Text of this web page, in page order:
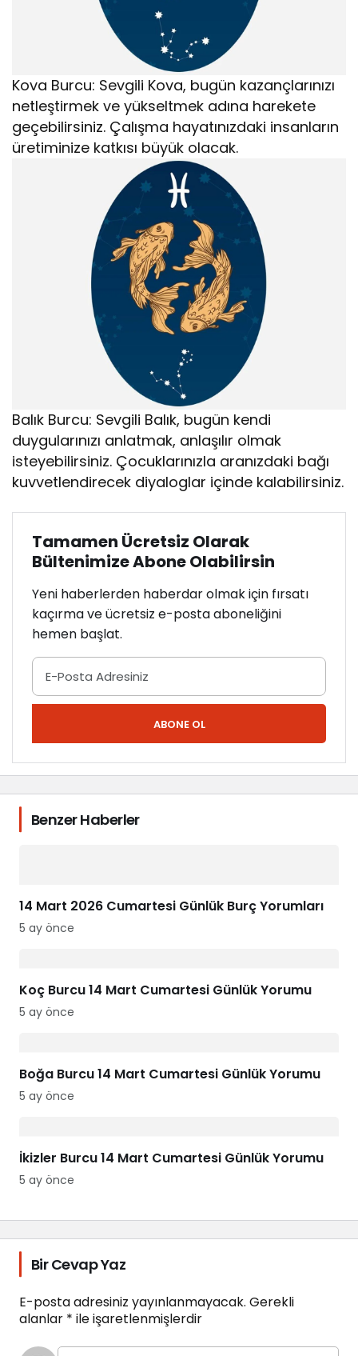
Kova Burcu: Sevgili Kova, bugün kazançlarınızı
netleştirmek ve yükseltmek adına harekete
geçebilirsiniz. Çalışma hayatınızdaki insanların
üretiminize katkısı büyük olacak.
Balık Burcu: Sevgili Balık, bugün kendi
duygularınızı anlatmak, anlaşılır olmak
isteyebilirsiniz. Çocuklarınızla aranızdaki bağı
kuvvetlendirecek diyaloglar içinde kalabilirsiniz.
Tamamen Ücretsiz Olarak
Bültenimize Abone Olabilirsin
Yeni haberlerden haberdar olmak için fırsatı
kaçırma ve ücretsiz e-posta aboneliğini
hemen başlat.
ABONE OL
Benzer Haberler
14 Mart 2026 Cumartesi Günlük Burç Yorumları
5 ay önce
Koç Burcu 14 Mart Cumartesi Günlük Yorumu
5 ay önce
Boğa Burcu 14 Mart Cumartesi Günlük Yorumu
5 ay önce
İkizler Burcu 14 Mart Cumartesi Günlük Yorumu
5 ay önce
Bir Cevap Yaz
E-posta adresiniz yayınlanmayacak. Gerekli
alanlar * ile işaretlenmişlerdir